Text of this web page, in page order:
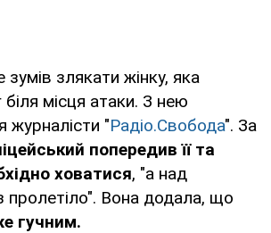
злякати жінку, яка
біля місця атаки. З нею
журналісти "Радіо.Свобода". За
попередив її та
ховатися, "а над
пролетіло". Вона додала, що
гучним.